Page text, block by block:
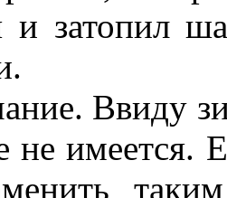
и затопил
Ввиду
не имеется.